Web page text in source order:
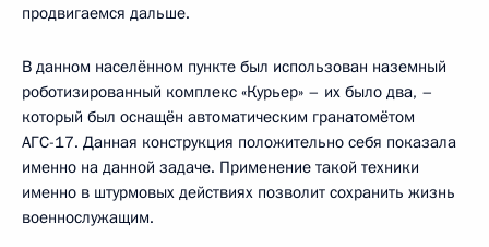
продвигаемся дальше.
В данном населённом пункте был использован наземный
роботизированный комплекс «Курьер» – их было два, –
который был оснащён автоматическим гранатомётом
АГС-17. Данная конструкция положительно себя показала
именно на данной задаче. Применение такой техники
именно в штурмовых действиях позволит сохранить жизнь
военнослужащим.